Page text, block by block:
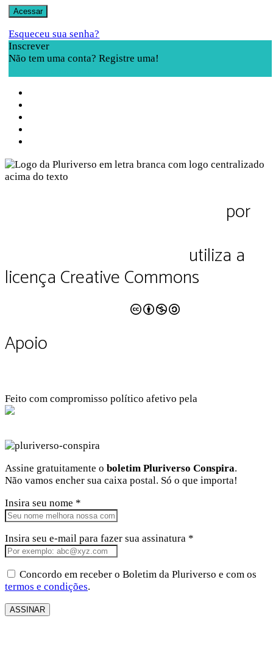
Esqueceu sua senha?
Inscrever
Não tem uma conta? Registre uma!
por
utiliza a
licença Creative Commons
Apoio
Feito com compromisso político afetivo pela
Assine gratuitamente o boletim Pluriverso Conspira.
Não vamos encher sua caixa postal. Só o que importa!
Insira seu nome *
Insira seu e-mail para fazer sua assinatura *
Concordo em receber o Boletim da Pluriverso e com os
termos e condições.